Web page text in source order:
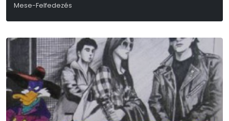
Mese-Felfedezés